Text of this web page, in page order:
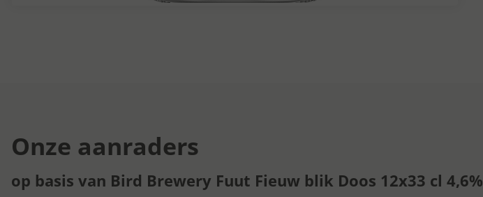
Onze aanraders
op basis van Bird Brewery Fuut Fieuw blik Doos 12x33 cl 4,6%